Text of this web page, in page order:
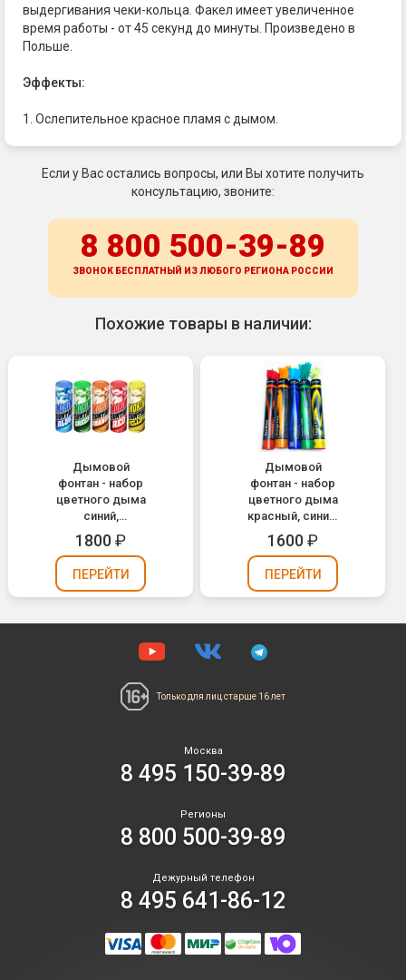
выдергивания чеки-кольца. Факел имеет увеличенное
время работы - от 45 секунд до минуты. Произведено в
Польше.
Эффекты:
1. Ослепительное красное пламя с дымом.
Если у Вас остались вопросы, или Вы хотите получить
консультацию, звоните:
8 800 500-39-89
ЗВОНОК БЕСПЛАТНЫЙ ИЗ ЛЮБОГО РЕГИОНА РОССИИ
Похожие товары в наличии:
Дымовой
фонтан - набор
цветного дыма
синий,
зеленый,
оранжевый,
красный,
желтый
MA0509//MIX
1800₽
ПЕРЕЙТИ
Дымовой
фонтан - набор
цветного дыма
красный, синий,
желтый,
зеленый,
оранжевый
MA0511 / Mix
(60 сек.)
1600₽
ПЕРЕЙТИ
Только для лиц старше 16 лет
Москва
8 495 150-39-89
Регионы
8 800 500-39-89
Дежурный телефон
8 495 641-86-12